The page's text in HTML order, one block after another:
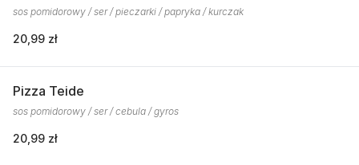
sos pomidorowy / ser / pieczarki / papryka / kurczak
20,99 zł
Pizza Teide
sos pomidorowy / ser / cebula / gyros
20,99 zł